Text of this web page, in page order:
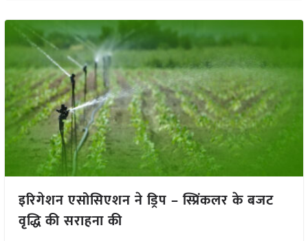
इरिगेशन एसोसिएशन ने ड्रिप – स्प्रिंकलर के बजट
वृद्धि की सराहना की